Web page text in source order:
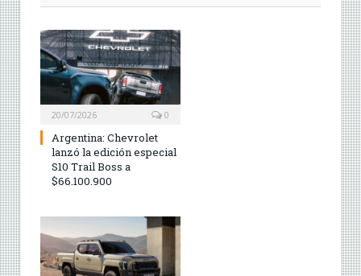
20/07/2026 0
Argentina: Chevrolet
lanzó la edición especial
S10 Trail Boss a
$66.100.900